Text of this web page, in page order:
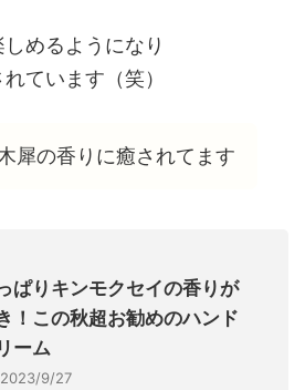
めるようになり
ています（笑）
犀の香りに癒されてます
ぱりキンモクセイの香りが
！この秋超お勧めのハンド
ーム
2023/9/27